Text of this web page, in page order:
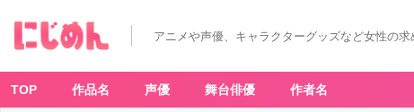
アニメや声優、キャラクターグッズなど女性の
TOP 作品名 声優 舞台俳優 作者名